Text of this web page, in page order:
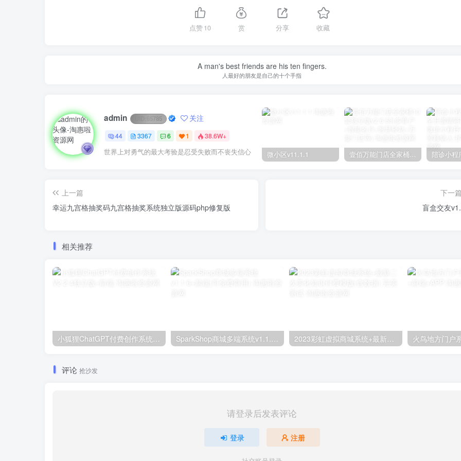
点赞10 赏 分享 收藏
A man's best friends are his ten fingers.
人最好的朋友是自己的十个手指
admin 65785 关注
44 3367 6 1 38.6W+
世界上对勇气的最大考验是忍受失败而不丧失信心 微小区v11.1.1
上一篇
幸运九宫格抽奖码九宫格抽奖系统独立版源码php修复版
下一
盲盒交友
相关推荐
评论 抢沙发
请登录后发表评论
登录 注册